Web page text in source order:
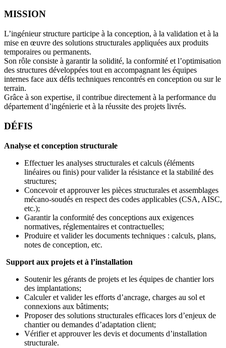
MISSION
L’ingénieur structure participe à la conception, à la validation et à la
mise en œuvre des solutions structurales appliquées aux produits
temporaires ou permanents.
Son rôle consiste à garantir la solidité, la conformité et l’optimisation
des structures développées tout en accompagnant les équipes
internes face aux défis techniques rencontrés en conception ou sur le
terrain.
Grâce à son expertise, il contribue directement à la performance du
département d’ingénierie et à la réussite des projets livrés.
DÉFIS
Analyse et conception structurale
Effectuer les analyses structurales et calculs (éléments
linéaires ou finis) pour valider la résistance et la stabilité des
structures;
Concevoir et approuver les pièces structurales et assemblages
mécano-soudés en respect des codes applicables (CSA, AISC,
etc.);
Garantir la conformité des conceptions aux exigences
normatives, réglementaires et contractuelles;
Produire et valider les documents techniques : calculs, plans,
notes de conception, etc.
Support aux projets et à l’installation
Soutenir les gérants de projets et les équipes de chantier lors
des implantations;
Calculer et valider les efforts d’ancrage, charges au sol et
connexions aux bâtiments;
Proposer des solutions structurales efficaces lors d’enjeux de
chantier ou demandes d’adaptation client;
Vérifier et approuver les devis et documents d’installation
structurale.